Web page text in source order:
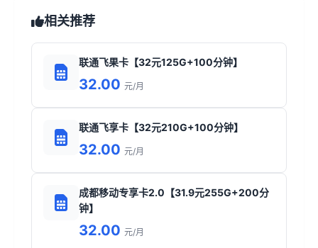
相关推荐
联通飞果卡【32元125G+100分钟】
32.00 元/月
联通飞享卡【32元210G+100分钟】
32.00 元/月
成都移动专享卡2.0【31.9元255G+200分
钟】
32.00 元/月